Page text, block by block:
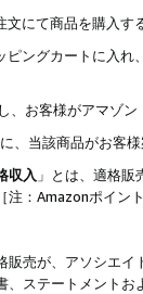
にて商品を購入す
ピングカートに入
、お客様がアマゾ
、当該商品がお客
収入 」とは、適格
注：Amazonポイン
販売が、アソシエ
、ステートメントお